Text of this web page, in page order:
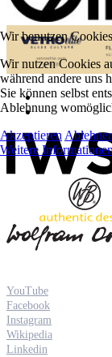
YouTube
Facebook
Instagram
Wikipedia
Linkedin
Wir benutzen Cookies
Wir nutzen Cookies
während andere uns
Sie können selbst
Ablehnung
Akzeptieren
Weitere